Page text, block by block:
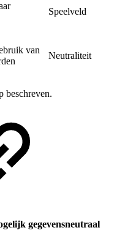
Speelveld
van
Neutraliteit
beschreven.
gegevensneutraal